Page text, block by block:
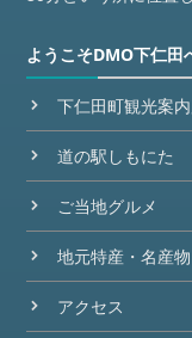
ようこそDMO下仁田
下仁田町観光案
道の駅しもにた
ご当地グルメ
地元特産・名産物
アクセス